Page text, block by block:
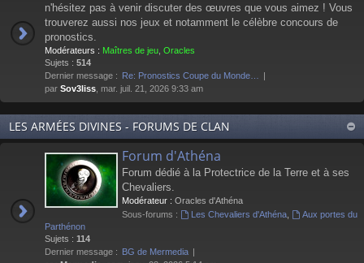
n'hésitez pas à venir discuter des œuvres que vous aimez ! Vous
trouverez aussi nos jeux et notamment le célèbre concours de
pronostics.
Modérateurs : Maîtres de jeu Oracles
Sujets : 514
Dernier message : Re: Pronostics Coupe du Monde…
par Sov3liss , mar. juil. 21, 2026 9:33 am
LES ARMÉES DIVINES - FORUMS DE CLAN
Forum d'Athéna
Forum dédié à la Protectrice de la Terre et à ses
Chevaliers.
Modérateur : Oracles d'Athéna
Sous-forums :
Les Chevaliers d'Athéna,
Aux portes du
Parthénon
Sujets : 114
Dernier message : BG de Mermedia